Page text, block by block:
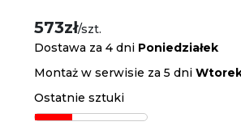
573zł/szt.
Dostawa za 4 dni Poniedziałek
Montaż w serwisie za 5 dni
Ostatnie sztuki